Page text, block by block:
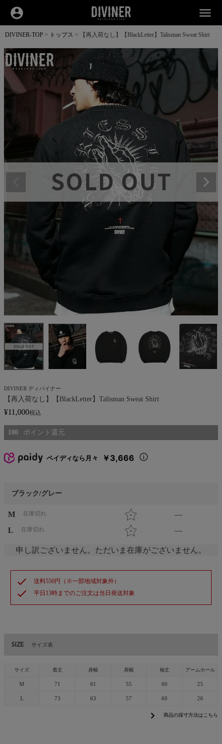
account_circle menu
DIVINER-TOP トップス 【再入荷なし】【BlackLetter】Talisman Sweat Shirt
DIVINER ディバイナー
【再入荷なし】【BlackLetter】Talisman Sweat Shirt
¥11,000税込
100
ペイディなら月々 ￥3,666
ブラック/グレー
M 在庫切れ
—
L
在庫切れ —
申し訳ございません。ただいま在庫がございません。
check 送料550円（※一部地域対象外）
check 平日13時までのご注文は当日発送対象
SIZE サイズ表
サイズ 着丈 身幅 肩幅 袖丈 アームホール
M 71 61 55 60 25
L 73 63 57 60 26
chevron_right 商品の採寸方法はこちら